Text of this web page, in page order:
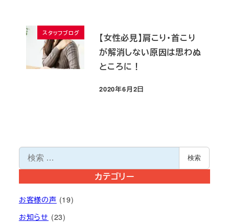
スタッフブログ
【女性必見】肩こり・首こり
が解消しない原因は思わぬ
ところに！
投稿日
2020年6月2日
検
索
検索
カテゴリー
お客様の声 (19)
お知らせ (23)